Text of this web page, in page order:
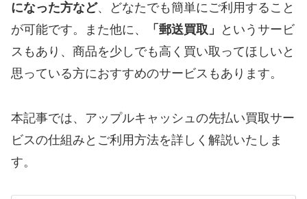
になった方など、どなたでも簡単にご利用すること
が可能です。また他に、
「郵送買取」
というサービ
スもあり、商品を少しでも高く買い取ってほしいと
思っている方におすすめのサービスもあります。
本記事では、アップルキャッシュの先払い買取サー
ビスの仕組みとご利用方法を詳しく解説いたしま
す。